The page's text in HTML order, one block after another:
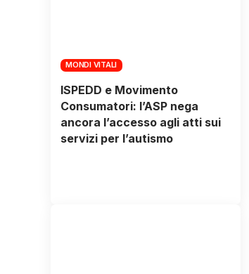
MONDI VITALI
ISPEDD e Movimento
Consumatori: l’ASP nega
ancora l’accesso agli atti sui
servizi per l’autismo